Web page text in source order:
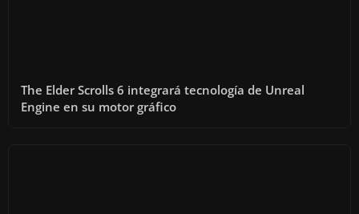
The Elder Scrolls 6 integrará tecnología de Unreal
Engine en su motor gráfico